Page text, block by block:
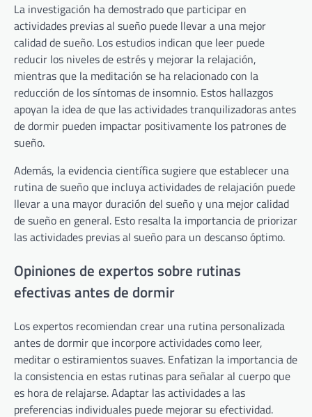
La investigación ha demostrado que participar en
actividades previas al sueño puede llevar a una mejor
calidad de sueño. Los estudios indican que leer puede
reducir los niveles de estrés y mejorar la relajación,
mientras que la meditación se ha relacionado con la
reducción de los síntomas de insomnio. Estos hallazgos
apoyan la idea de que las actividades tranquilizadoras antes
de dormir pueden impactar positivamente los patrones de
sueño.
Además, la evidencia científica sugiere que establecer una
rutina de sueño que incluya actividades de relajación puede
llevar a una mayor duración del sueño y una mejor calidad
de sueño en general. Esto resalta la importancia de priorizar
las actividades previas al sueño para un descanso óptimo.
Opiniones de expertos sobre rutinas
efectivas antes de dormir
Los expertos recomiendan crear una rutina personalizada
antes de dormir que incorpore actividades como leer,
meditar o estiramientos suaves. Enfatizan la importancia de
la consistencia en estas rutinas para señalar al cuerpo que
es hora de relajarse. Adaptar las actividades a las
preferencias individuales puede mejorar su efectividad.